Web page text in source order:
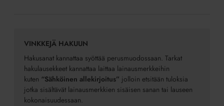
VINKKEJÄ HAKUUN
Hakusanat kannattaa syöttää perusmuodossaan. Tarkat
hakulausekkeet kannattaa laittaa lainausmerkkeihin
kuten “Sähköinen allekirjoitus” jolloin etsitään tuloksia
jotka sisältävät lainausmerkkien sisäisen sanan tai lauseen
kokonaisuudessaan.